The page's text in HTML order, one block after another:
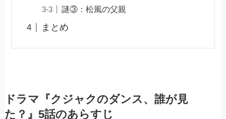
謎③：松風の父親
まとめ
ドラマ『クジャクのダンス、誰が見
た？』5話のあらすじ